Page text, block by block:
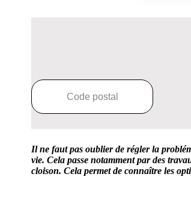
Il ne faut pas oublier de régler la
vie. Cela passe notamment par des
cloison. Cela permet de connaître les